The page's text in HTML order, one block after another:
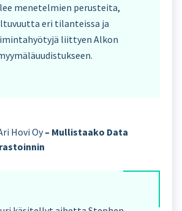
menetelmien perusteita,
eri tilanteissa ja
liittyen Alkon
Hovi Oy– Mullistaako Data